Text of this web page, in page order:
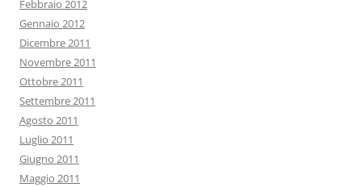
Febbraio 2012
Gennaio 2012
Dicembre 2011
Novembre 2011
Ottobre 2011
Settembre 2011
Agosto 2011
Luglio 2011
Giugno 2011
Maggio 2011